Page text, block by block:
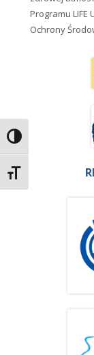
Przełącz wysoki
Zmień rozmiar
Programu
Ochrony